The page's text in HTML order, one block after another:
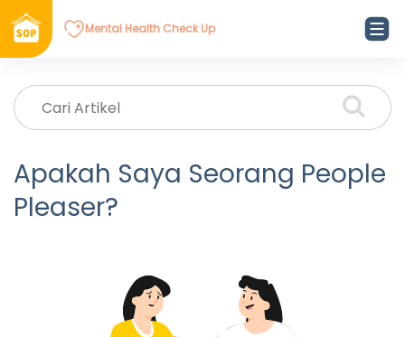
Mental Health Check Up
Apakah Saya Seorang People
Pleaser?